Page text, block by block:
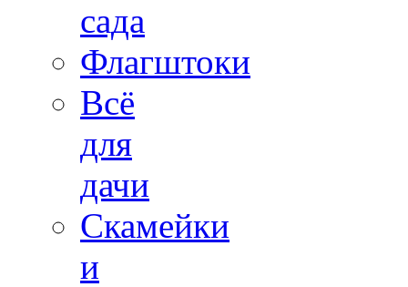
сада
Флагштоки
Всё
для
дачи
Скамейки
и